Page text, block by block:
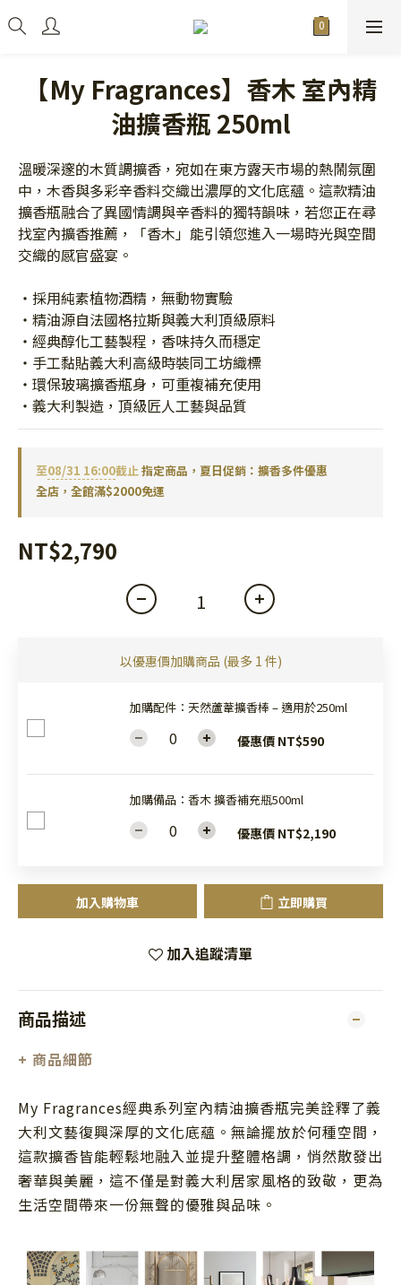
【My Fragrances】香木 室內精
油擴香瓶 250ml
溫暖深邃的木質調擴香，宛如在東方露天市場的熱鬧氛圍
中，木香與多彩辛香料交織出濃厚的文化底蘊。這款精油
擴香瓶融合了異國情調與辛香料的獨特韻味，若您正在尋
找室內擴香推薦，「香木」能引領您進入一場時光與空間
交織的感官盛宴。
・採用純素植物酒精，無動物實驗
・精油源自法國格拉斯與義大利頂級原料
・經典醇化工藝製程，香味持久而穩定
・手工黏貼義大利高級時裝同工坊織標
・環保玻璃擴香瓶身，可重複補充使用
・義大利製造，頂級匠人工藝與品質
至08/31 16:00截止指定商品，夏日促銷：擴香多件優惠
全店，全館滿$2000免運
NT$2,790
以優惠價加購商品 (最多 1 件)
加購配件：天然蘆葦擴香棒 – 適用於250ml
優惠價 NT$590
加購備品：香木 擴香補充瓶500ml
優惠價 NT$2,190
加入購物車 立即購買
加入追蹤清單
商品描述
+ 商品細節
My Fragrances經典系列室內精油擴香瓶完美詮釋了義
大利文藝復興深厚的文化底蘊。無論擺放於何種空間，
這款擴香皆能輕鬆地融入並提升整體格調，悄然散發出
奢華與美麗，這不僅是對義大利居家風格的致敬，更為
生活空間帶來一份無聲的優雅與品味。